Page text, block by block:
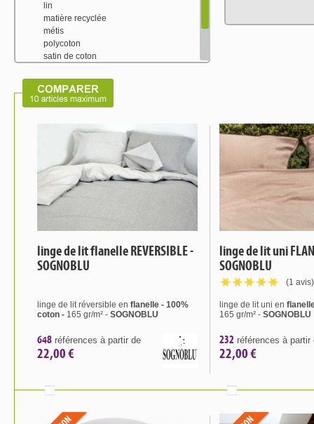
lin
matière recyclée
métis
polycoton
satin de coton
soie naturelle
tencel
linge de lit flanelle REVERSIBLE -
SOGNOBLU
linge de lit réversible en flanelle - 100%
coton - 165 gr/m² - SOGNOBLU
648 références à partir de
22,00 €
linge de lit uni
SOGNOBLU
(1 avis)
linge de lit uni en
165 gr/m² - SOGNOBLU
232 références à partir
22,00 €